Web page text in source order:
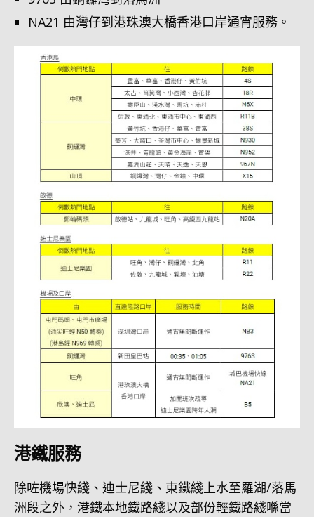
NA21 由灣仔到港珠澳大橋香港口岸通宵服務。
港鐵服務
除咗機場快綫、迪士尼綫、東鐵綫上水至羅湖/落馬
洲段之外，港鐵本地鐵路綫以及部份輕鐵路綫喺當